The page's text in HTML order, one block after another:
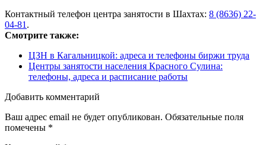
Контактный телефон центра занятости в Шахтах: 8 (8636) 22-
04-81 .
Смотрите также:
ЦЗН в Кагальницкой: адреса и телефоны биржи труда
Центры занятости населения Красного Сулина:
телефоны, адреса и расписание работы
Добавить комментарий
Ваш адрес email не будет опубликован. Обязательные поля
помечены *